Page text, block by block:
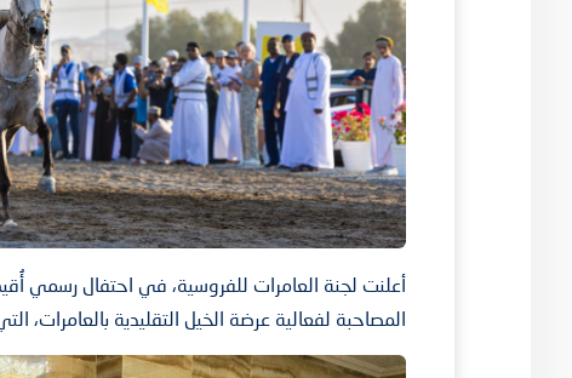
أعلنت لجنة العامرات للفروسية، في احتفال رسمي
المصاحبة لفعالية عرضة الخيل التقليدية